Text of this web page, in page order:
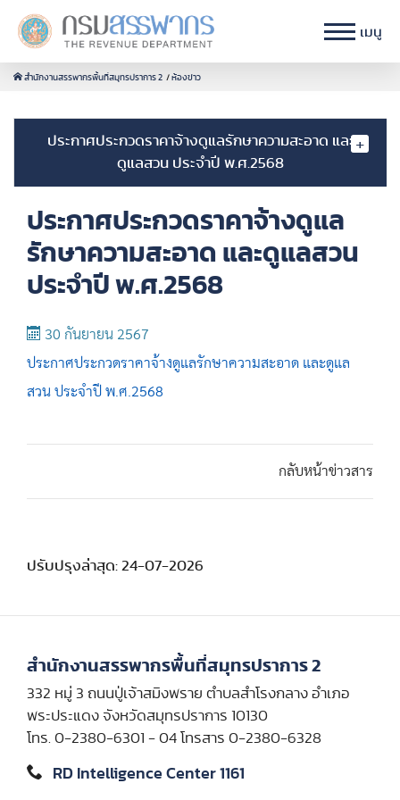
เมนู
สำนักงานสรรพากรพื้นที่สมุทรปราการ 2 ห้องข่าว
ประกาศประกวดราคาจ้างดูแลรักษาความสะอาด และ
ดูแลสวน ประจำปี พ.ศ.2568
ประกาศประกวดราคาจ้างดูแล
รักษาความสะอาด และดูแลสวน
ประจำปี พ.ศ.2568
30 กันยายน 2567
ประกาศประกวดราคาจ้างดูแลรักษาความสะอาด และดูแล
สวน ประจำปี พ.ศ.2568
กลับหน้าข่าวสาร
ปรับปรุงล่าสุด: 24-07-2026
สำนักงานสรรพากรพื้นที่สมุทรปราการ 2
332 หมู่ 3 ถนนปู่เจ้าสมิงพราย ตำบลสำโรงกลาง อำเภอ
พระประแดง จังหวัดสมุทรปราการ 10130
โทร. 0-2380-6301 - 04 โทรสาร 0-2380-6328
RD Intelligence Center 1161